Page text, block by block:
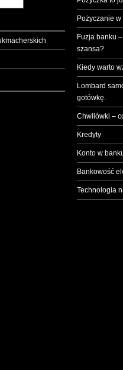
Pożyczanie
Fuzja banku
szansa?
Kiedy warto
Lombard
gotówkę.
Chwilówki –
Kredyty
Konto w
Bankowość
Technologia